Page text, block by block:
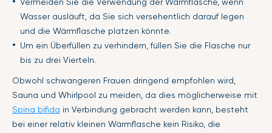
Wasser ausläuft, da Sie sich versehentlich darauf legen
und die Wärmflasche platzen könnte.
Um ein Überfüllen zu verhindern, füllen Sie die Flasche nur
bis zu drei Vierteln.
Obwohl schwangeren Frauen dringend empfohlen wird,
Sauna und Whirlpool zu meiden, da dies möglicherweise mit
Spina bifida in Verbindung gebracht werden kann, besteht
bei einer relativ kleinen Wärmflasche kein Risiko, die